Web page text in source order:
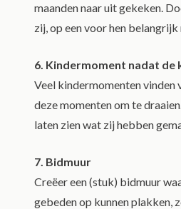
maanden naar uit gekeken.
zij, op een voor hen
6. Kindermoment nadat de
Veel kindermomenten vinden
deze momenten om te
laten zien wat zij hebben
7. Bidmuur
Creëer een (stuk) bidmuur
gebeden op kunnen plakken,